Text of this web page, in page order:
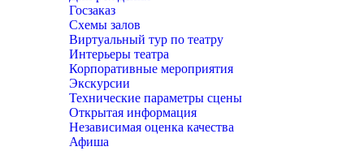
Госзаказ
Схемы залов
Виртуальный тур по театру
Интерьеры театра
Корпоративные мероприятия
Экскурсии
Технические параметры сцены
Открытая информация
Независимая оценка качества
Афиша